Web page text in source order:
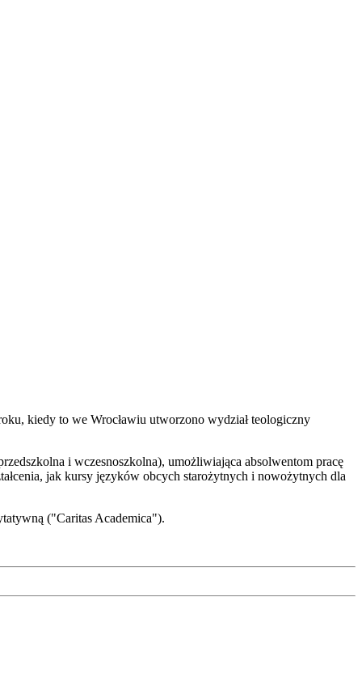
kiedy to we Wrocławiu utworzono wydział teologiczny
i wczesnoszkolna), umożliwiająca absolwentom pracę
jak kursy języków obcych starożytnych i nowożytnych dla
("Caritas Academica").